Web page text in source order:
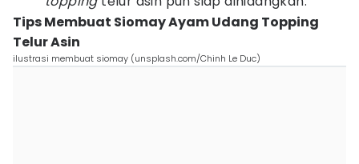
Tips Membuat Siomay Ayam Udang Topping
Telur Asin
ilustrasi membuat siomay (unsplash.com/Chinh Le Duc)